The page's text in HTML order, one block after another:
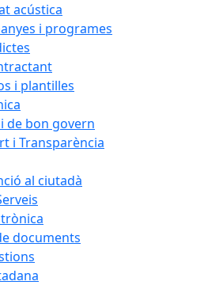
acústica
i programes
i plantilles
de bon govern
i Transparència
al ciutadà
documents